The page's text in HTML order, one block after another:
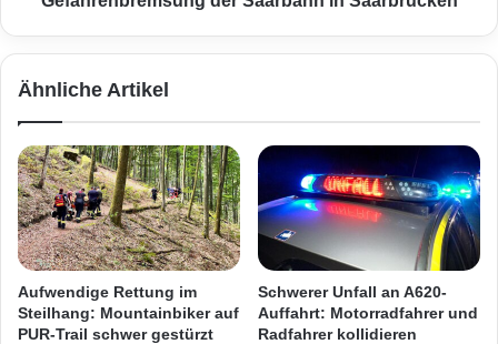
B
o
h
n
e
r
e
i
m
v
e
r
l
e
z
Ähnliche Artikel
Aufwendige Rettung im
Steilhang: Mountainbiker auf
PUR-Trail schwer gestürzt
Schwerer Unfall an A620-
Auffahrt: Motorradfahrer und
Radfahrer kollidieren